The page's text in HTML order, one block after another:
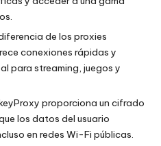
de los proxies
conexiones rápidas y
para streaming, juegos y
proporciona un cifrado
los datos del usuario
en redes Wi-Fi públicas.